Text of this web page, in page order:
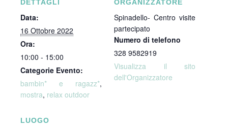
DETTAGLI
Data:
16 Ottobre 2022
Ora:
10:00 - 15:00
Categorie Evento:
bambin* e ragazz*,
mostra, relax outdoor
LUOGO
ORGANIZZATORE
Spinadello- Centro visite
partecipato
Numero di telefono
328 9582919
Visualizza il sito
dell'Organizzatore